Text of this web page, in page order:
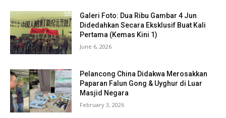
Galeri Foto: Dua Ribu Gambar 4 Jun
Didedahkan Secara Eksklusif Buat Kali
Pertama (Kemas Kini 1)
June 6, 2026
Pelancong China Didakwa Merosakkan
Paparan Falun Gong & Uyghur di Luar
Masjid Negara
February 3, 2026